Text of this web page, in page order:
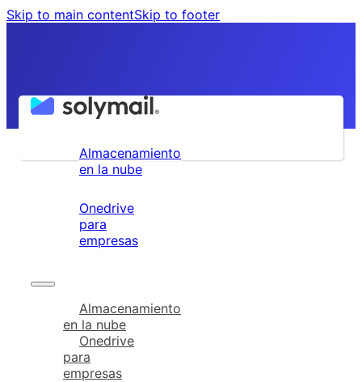
Skip to main contentSkip to footer
Almacenamiento
en la nube
Onedrive
para
empresas
Almacenamiento
en la nube
Onedrive
para
empresas